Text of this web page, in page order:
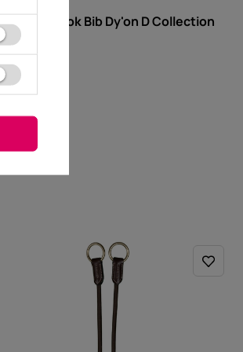
Miękki wytok Bib Dy'on D Collection
349,00 zł